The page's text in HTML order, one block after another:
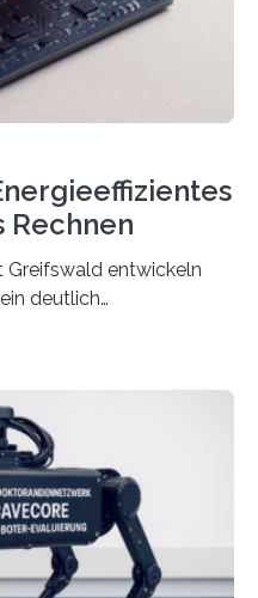
Rechnen
Greifswald entwickeln
deutlich
Gehirn. Die
vor
Silizium-
Sie verbrauchen
Verarbeitungseinheiten
die Datenübertragung
aus. Da KI-Modelle
Datenmengen